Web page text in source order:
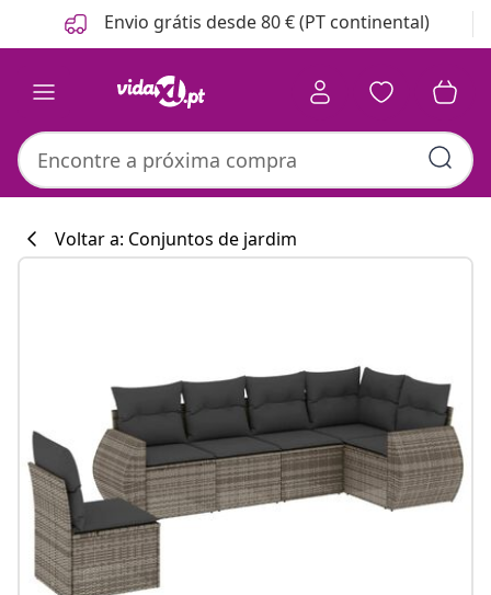
Anterior
Seguinte Envio grátis desde 80 € (PT continental)
Voltar a: Conjuntos de jardim